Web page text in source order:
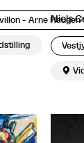
- Arne Haugen
Niels
